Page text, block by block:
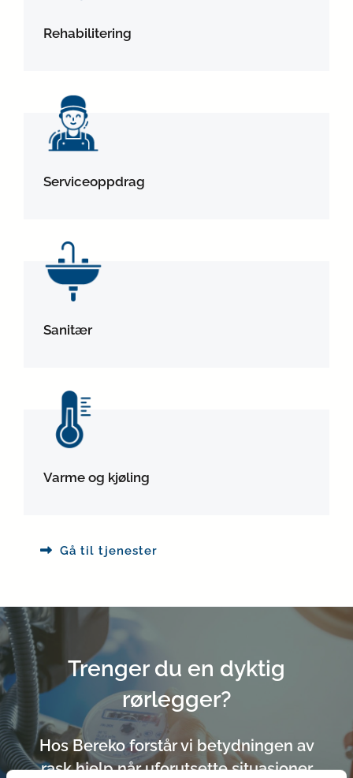
Rehabilitering
Serviceoppdrag
Sanitær
Varme og kjøling
Gå til tjenester
Trenger du en dyktig
rørlegger?
Hos Bereko forstår vi betydningen av
rask hjelp når uforutsette situasjoner